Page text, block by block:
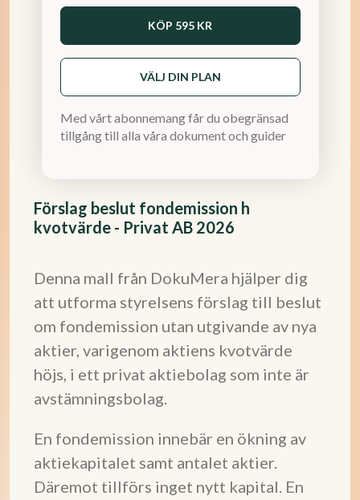
Förslag beslut fondemission h
kvotvärde - Privat AB 2026
Denna mall från DokuMera hjälper dig
att utforma styrelsens förslag till beslut
om fondemission utan utgivande av nya
aktier, varigenom aktiens kvotvärde
höjs, i ett privat aktiebolag som inte är
avstämningsbolag.
En fondemission innebär en ökning av
aktiekapitalet samt antalet aktier.
Däremot tillförs inget nytt kapital. En
KÖP 595 KR
VÄLJ DIN PLAN
Med vårt abonnemang får du obegränsad
tillgång till alla våra dokument och guider